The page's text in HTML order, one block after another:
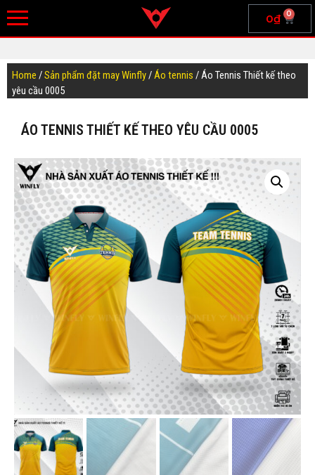
0₫ 0
Home /Sản phẩm đặt may Winfly/Áo tennis / Áo Tennis Thiết kế theo
yêu cầu 0005
ÁO TENNIS THIẾT KẾ THEO YÊU CẦU 0005